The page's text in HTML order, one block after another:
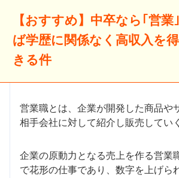
【おすすめ】中卒なら｢営
ば学歴に関係なく高収入を
きる件
営業職とは、企業が開発した商品や
相手会社に対して紹介し販売してい
企業の原動力となる売上を作る営業
で花形の仕事であり、数字を上げら